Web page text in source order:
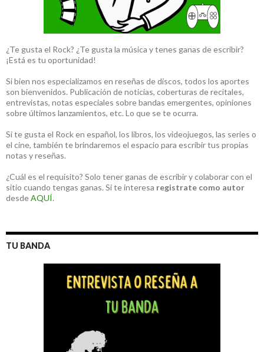
¿Te gusta el Rock? ¿Te gusta la música y tenes ganas de escribir?
¡Está es tu oportunidad!
Si bien nos especializamos en reseñas de discos, todos los aportes
son bienvenidos. Publicación de noticias, coberturas de recitales,
entrevistas, notas especiales sobre bandas emergentes, opiniones
sobre últimos lanzamientos, etc. Lo que se te ocurra.
Si te gusta el Rock en español, los libros, los videojuegos, las series o
el cine, también te brindaremos el espacio para escribir tus propias
notas y reseñas.
¿Cuál es el requisito? Solo tener ganas de escribir y colaborar con el
sitio cuando tengas ganas. Si te interesa registrate como autor
desdeAQUÍ.
TU BANDA